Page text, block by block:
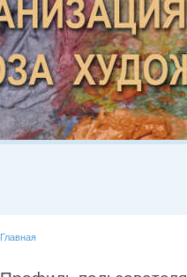
Главная